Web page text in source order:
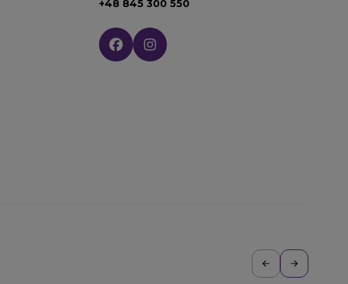
+48 845 300 550
Social media: